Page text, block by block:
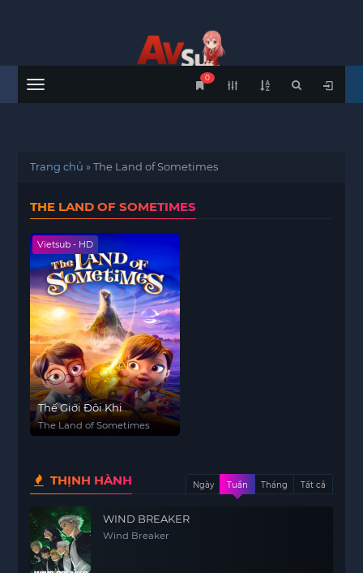
Menu
0
Trang chủ »The Land of Sometimes
THE LAND OF SOMETIMES
Vietsub - HD
Thế Giới Đôi Khi
The Land of Sometimes
THỊNH HÀNH Ngày Tuần Tháng Tất cả
WIND BREAKER
Wind Breaker